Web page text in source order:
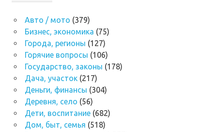
Авто / мото (379)
Бизнес, экономика (75)
Города, регионы (127)
Горячие вопросы (106)
Государство, законы (178)
Дача, участок(217)
Деньги, финансы (304)
Деревня, село (56)
Дети, воспитание(682)
Дом, быт, семья (518)